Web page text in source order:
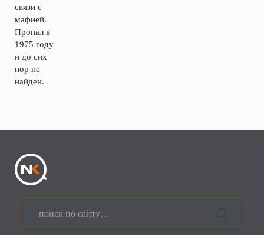
связи с
мафией.
Пропал в
1975 году
и до сих
пор не
найден.